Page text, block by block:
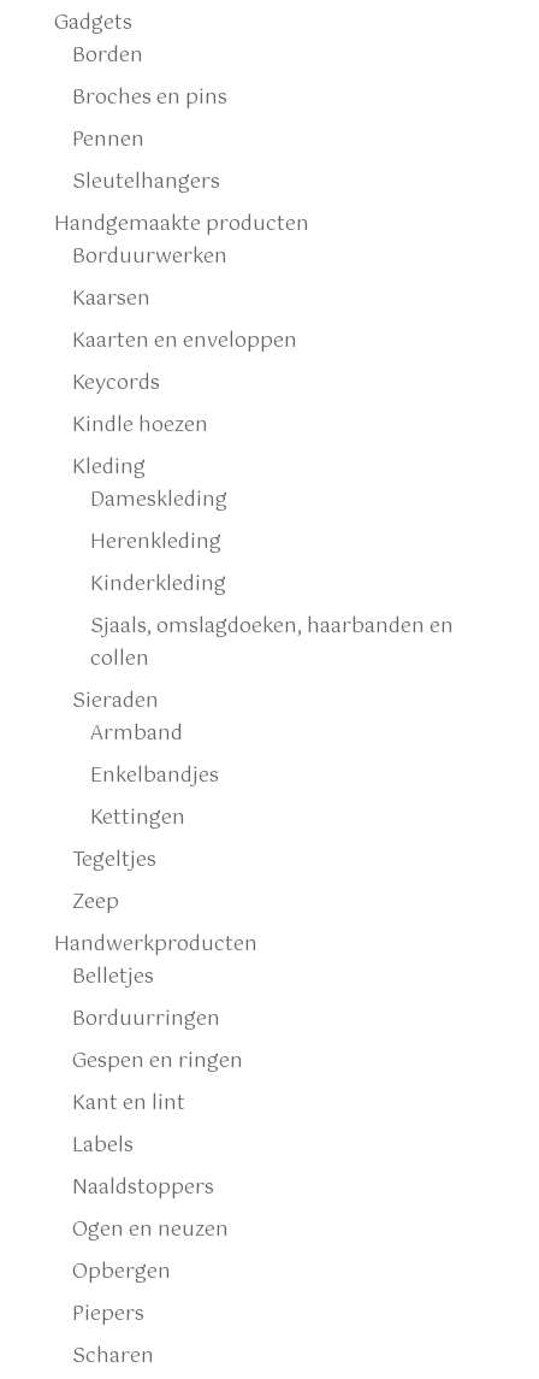
Gadgets
Borden
Broches en pins
Pennen
Sleutelhangers
Handgemaakte producten
Borduurwerken
Kaarsen
Kaarten en enveloppen
Keycords
Kindle hoezen
Kleding
Dameskleding
Herenkleding
Kinderkleding
Sjaals, omslagdoeken, haarbanden en
collen
Sieraden
Armband
Enkelbandjes
Kettingen
Tegeltjes
Zeep
Handwerkproducten
Belletjes
Borduurringen
Gespen en ringen
Kant en lint
Labels
Naaldstoppers
Ogen en neuzen
Opbergen
Piepers
Scharen